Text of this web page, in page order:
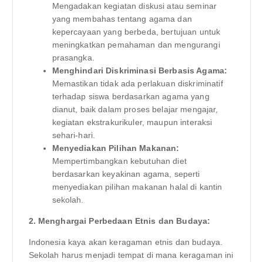
Mengadakan kegiatan diskusi atau seminar
yang membahas tentang agama dan
kepercayaan yang berbeda, bertujuan untuk
meningkatkan pemahaman dan mengurangi
prasangka.
Menghindari Diskriminasi Berbasis Agama:
Memastikan tidak ada perlakuan diskriminatif
terhadap siswa berdasarkan agama yang
dianut, baik dalam proses belajar mengajar,
kegiatan ekstrakurikuler, maupun interaksi
sehari-hari.
Menyediakan Pilihan Makanan:
Mempertimbangkan kebutuhan diet
berdasarkan keyakinan agama, seperti
menyediakan pilihan makanan halal di kantin
sekolah.
2. Menghargai Perbedaan Etnis dan Budaya:
Indonesia kaya akan keragaman etnis dan budaya.
Sekolah harus menjadi tempat di mana keragaman ini